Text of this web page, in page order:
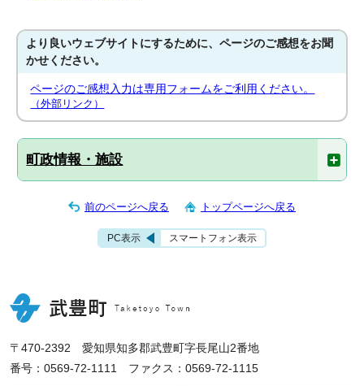
より良いウェブサイトにするために、ページのご感想をお聞
かせください。
ページのご感想入力は専用フォームをご利用ください。
（外部リンク）
町政情報・施設
前のページへ戻る トップページへ戻る
PC表示 スマートフォン表示
〒470-2392 愛知県知多郡武豊町字長尾山2番地
番号：0569-72-1111 ファクス：0569-72-1115